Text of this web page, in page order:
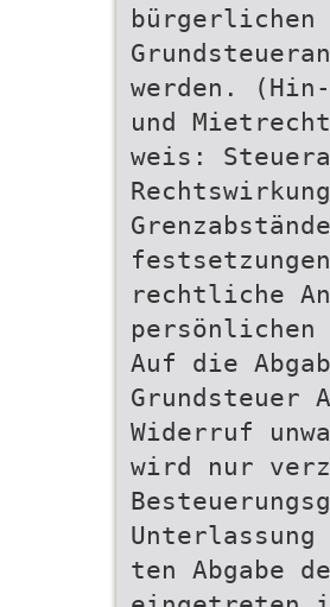
werden.
und
weis:
rechtliche
Auf die
Grundsteuer
Widerruf
wird nur
ten Abgabe